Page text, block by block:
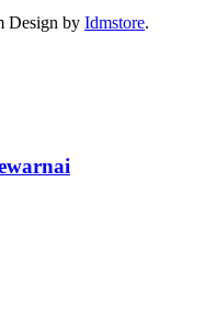
Design by Idmstore.